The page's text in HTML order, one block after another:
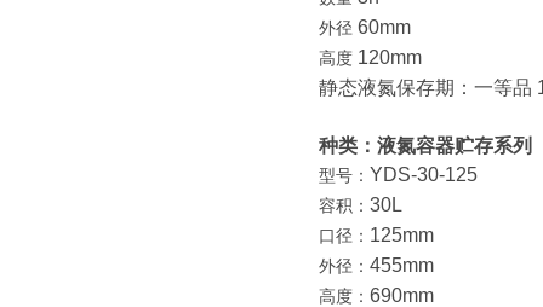
外径 60mm
高度 120mm
静态液氮保存期：一等品
种类：液氮容器贮存系列
型号： YDS-30-125
容积： 30L
口径： 125mm
外径： 455mm
高度： 690mm